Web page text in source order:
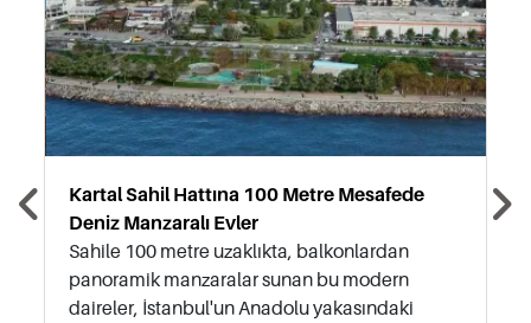
Kartal Sahil Hattına 100 Metre Mesafede
Deniz Manzaralı Evler
Sahile 100 metre uzaklıkta, balkonlardan
panoramik manzaralar sunan bu modern
daireler, İstanbul'un Anadolu yakasındaki